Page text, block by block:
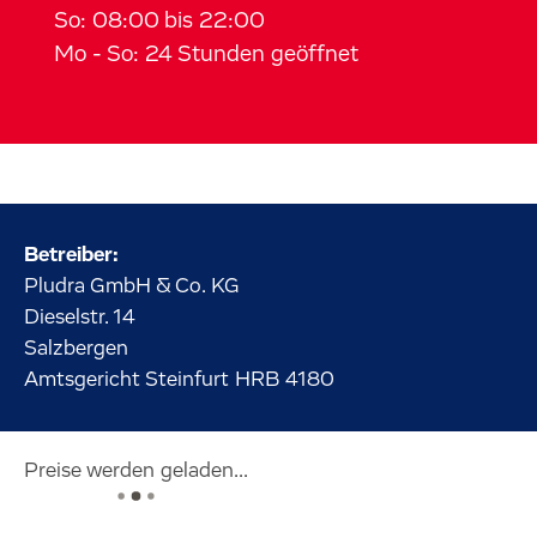
So: 08:00 bis 22:00
Mo - So: 24 Stunden geöffnet
Betreiber:
Pludra GmbH & Co. KG
Dieselstr. 14
Salzbergen
Amtsgericht Steinfurt HRB 4180
Preise werden geladen...